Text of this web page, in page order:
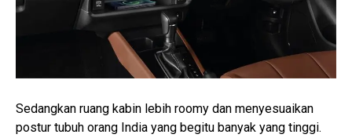
Sedangkan ruang kabin lebih roomy dan menyesuaikan
postur tubuh orang India yang begitu banyak yang tinggi.